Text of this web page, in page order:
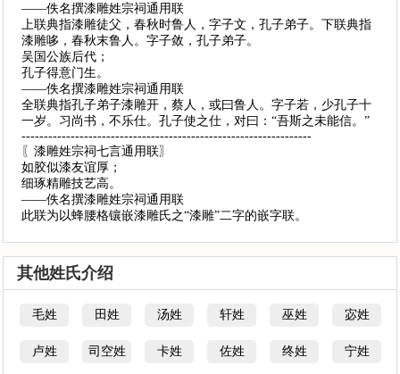
——佚名撰漆雕姓宗祠通用联
上联典指漆雕徒父，春秋时鲁人，字子文，孔子弟子。下联典指
漆雕哆，春秋末鲁人。字子敛，孔子弟子。
吴国公族后代；
孔子得意门生。
——佚名撰漆雕姓宗祠通用联
全联典指孔子弟子漆雕开，蔡人，或曰鲁人。字子若，少孔子十
一岁。习尚书，不乐仕。孔子使之仕，对曰：“吾斯之未能信。”
-----------------------------------------------------------------
〖漆雕姓宗祠七言通用联〗
如胶似漆友谊厚；
细琢精雕技艺高。
——佚名撰漆雕姓宗祠通用联
此联为以蜂腰格镶嵌漆雕氏之“漆雕”二字的嵌字联。
其他姓氏介绍
毛姓 田姓 汤姓 轩姓 巫姓 宓姓
卢姓 司空姓 卡姓 佐姓 终姓 宁姓